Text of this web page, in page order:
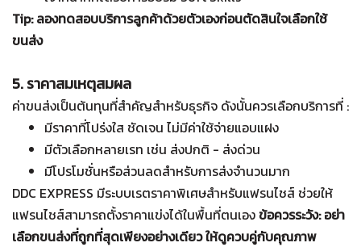
Tip: ลองทดสอบบริการลูกค้าด้วยตัวเองก่อนตัดสินใจเลือกใช้
ขนส่ง
5. ราคาสมเหตุสมผล
ค่าขนส่งเป็นต้นทุนที่สำคัญสำหรับธุรกิจ ดังนั้นควรเลือกบริการที่ :
มีราคาที่โปร่งใส ชัดเจน ไม่มีค่าใช้จ่ายแอบแฝง
มีตัวเลือกหลายเรท เช่น ส่งปกติ - ส่งด่วน
มีโปรโมชั่นหรือส่วนลดสำหรับการส่งจำนวนมาก
DDC EXPRESS มีระบบเรตราคาพิเศษสำหรับแฟรนไชส์ ช่วยให้
แฟรนไชส์สามารถตั้งราคาแข่งได้ในพื้นที่ตนเองข้อควรระวัง: อย่า
เลือกขนส่งที่ถูกที่สุดเพียงอย่างเดียว ให้ดูควบคู่กับคุณภาพ